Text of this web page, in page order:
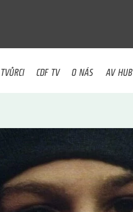
TVŮRCI CDF TV O NÁS AV HUB